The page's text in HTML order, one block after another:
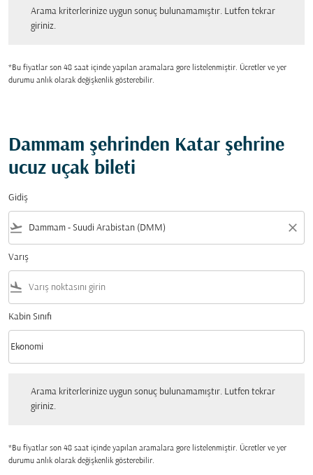
Arama kriterlerinize uygun sonuç bulunamamıştır. Lutfen tekrar
giriniz.
*Bu fiyatlar son 48 saat içinde yapılan aramalara gore listelenmiştir. Ücretler ve yer
durumu anlık olarak değişkenlik gösterebilir.
Dammam şehrinden Katar şehrine
ucuz uçak bileti
Gidiş
flight_takeoff close
Varış
flight_land
Kabin Sınıfı
Kabin Sınıfı option Ekonomi Selected
Ekonomi
keyboard_arrow_down
Arama kriterlerinize uygun sonuç bulunamamıştır. Lutfen tekrar
giriniz.
*Bu fiyatlar son 48 saat içinde yapılan aramalara gore listelenmiştir. Ücretler ve yer
durumu anlık olarak değişkenlik gösterebilir.